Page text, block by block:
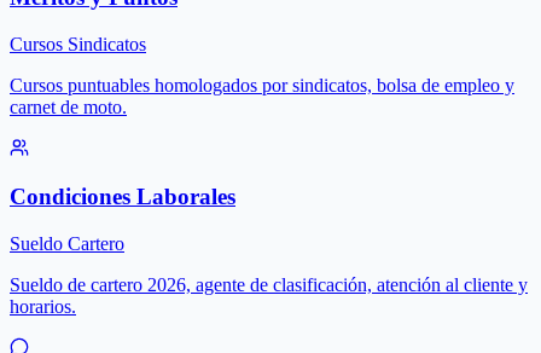
Cursos Sindicatos
Cursos puntuables homologados por sindicatos, bolsa de empleo y
carnet de moto.
Condiciones Laborales
Sueldo Cartero
Sueldo de cartero 2026, agente de clasificación, atención al cliente y
horarios.